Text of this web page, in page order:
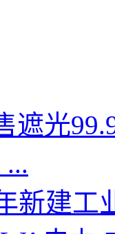
遮光
新建工